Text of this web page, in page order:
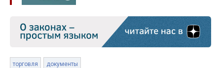
торговля документы